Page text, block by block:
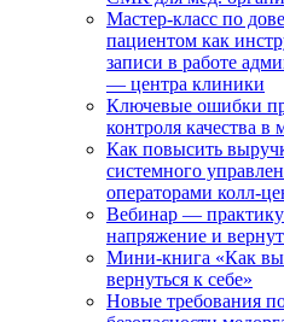
Мастер-класс по
пациентом как
записи в работе
— центра клиники
Ключевые ошибки
контроля качества в
Как повысить
системного
операторами колл-
Вебинар —
напряжение и
Мини-книга «Как
вернуться к себе»
Новые требования